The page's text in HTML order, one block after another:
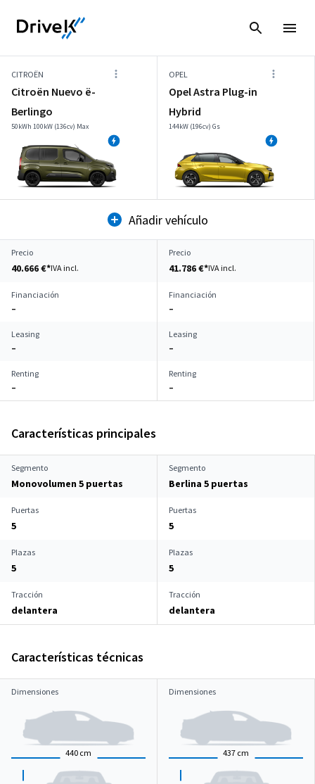
CITROËN
Citroën Nuevo ë-
Berlingo
50kWh 100kW (136cv) Max
OPEL
Opel Astra Plug-in
Hybrid
144kW (196cv) Gs
Añadir vehículo
Precio
40.666 €*IVA incl.
Precio
41.786 €*IVA incl.
Financiación
–
Financiación
–
Leasing
–
Leasing
–
Renting
–
Renting
–
Características principales
Segmento
Monovolumen 5 puertas
Segmento
Berlina 5 puertas
Puertas
5
Puertas
5
Plazas
5
Plazas
5
Tracción
delantera
Tracción
delantera
Características técnicas
Dimensiones
440 cm
Dimensiones
437 cm